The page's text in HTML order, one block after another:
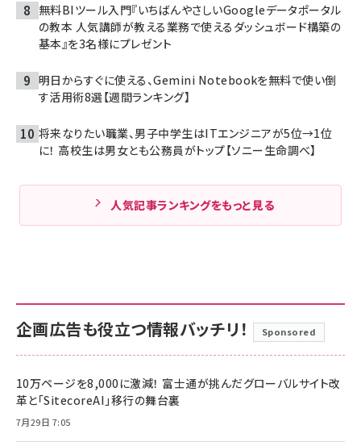
無料BIツール入門『いちばんやさしいGoogleデータポータル
の教本 人気講師が教える業務で使えるダッシュボード構築の
基本』を3名様にプレゼント
明日からすぐに使える、Gemini Notebookを無料で使い倒
す活用術8選【週間ランキング】
将来なりたい職業、男子中学生はITエンジニアが5位→1位
に！ 高校生は男女とも公務員がトップ【ソニー生命調べ】
人気記事ランキングをもっと見る
企画広告も役立つ情報バッチリ！ Sponsored
10万ページを8,000に激減！ 富士通が挑んだグローバルサイト改
革と「SitecoreAI」移行の舞台裏
7月29日 7:05